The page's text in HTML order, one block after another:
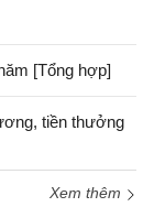
[Tổng hợp]
tiền thưởng
Xem thêm